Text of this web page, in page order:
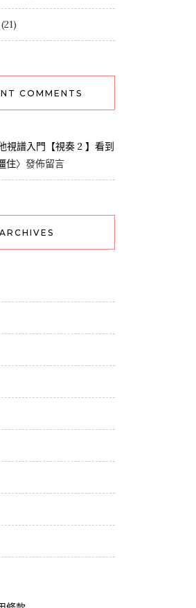
(21)
COMMENTS
視譜入門【視奏 2 】看到
住〉發佈留言
ARCHIVES